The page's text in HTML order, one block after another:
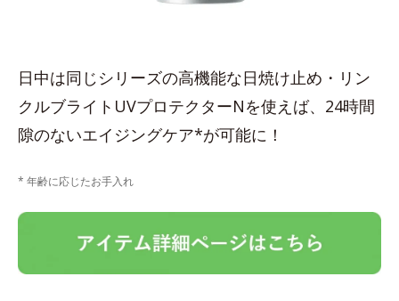
日中は同じシリーズの高機能な日焼け止め・リン
クルブライトUVプロテクターNを使えば、24時間
隙のないエイジングケア*が可能に！
* 年齢に応じたお手入れ